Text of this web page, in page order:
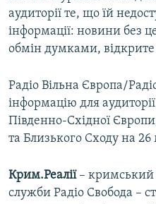
аудиторії те, що їй
інформації: новини без
обмін думками,
Радіо Вільна Європа/
інформацію для
Південно-Східної
та Близького Сходу на 26
Крим.Реалії– кримський
служби Радіо Свобода –